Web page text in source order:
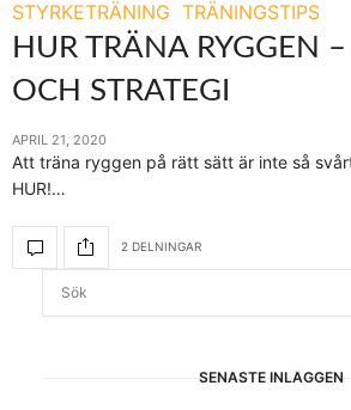
STYRKETRÄNING TRÄNINGSTIPS
HUR TRÄNA RYGGEN
OCH STRATEGI
APRIL 21, 2020
Att träna ryggen på rätt sätt är inte så
HUR!…
2 DELNINGAR
SENASTE INLÄGGEN